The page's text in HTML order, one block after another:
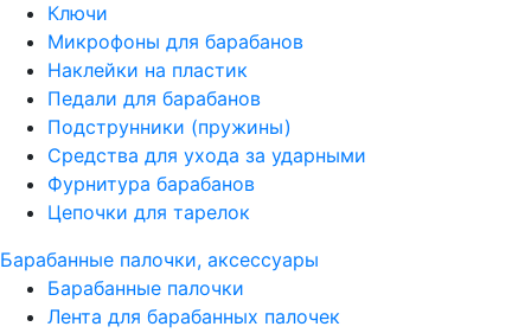
Ключи
Микрофоны для барабанов
Наклейки на пластик
Педали для барабанов
Подструнники (пружины)
Средства для ухода за ударными
Фурнитура барабанов
Цепочки для тарелок
Барабанные палочки, аксессуары
Барабанные палочки
Лента для барабанных палочек